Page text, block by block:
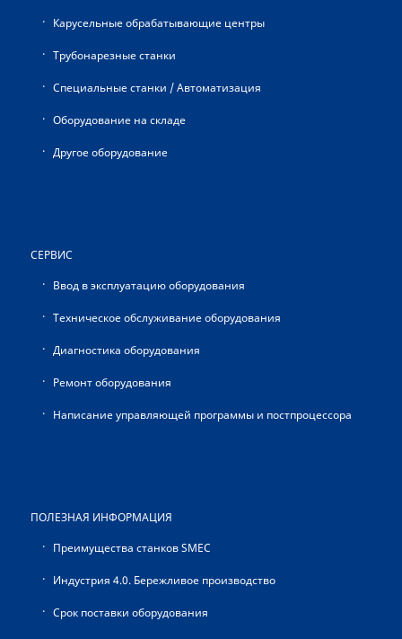
Карусельные обрабатывающие центры
Трубонарезные станки
Специальные станки / Автоматизация
Оборудование на складе
Другое оборудование
СЕРВИС
Ввод в эксплуатацию оборудования
Техническое обслуживание оборудования
Диагностика оборудования
Ремонт оборудования
Написание управляющей программы и постпроцессора
ПОЛЕЗНАЯ ИНФОРМАЦИЯ
Преимущества станков SMEC
Индустрия 4.0. Бережливое производство
Срок поставки оборудования